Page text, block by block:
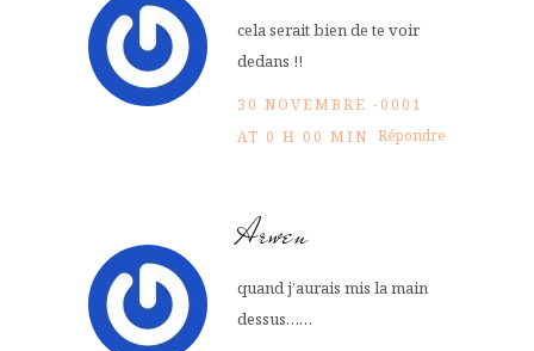
cela serait bien de te voir
dedans !!
30 NOVEMBRE -0001
AT 0 H 00 MIN Répondre
Arwen
quand j’aurais mis la main
dessus……